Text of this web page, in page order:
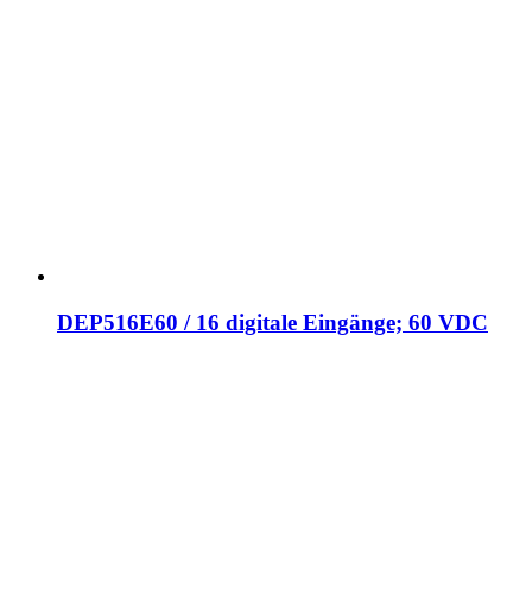
DEP516E60 / 16 digitale Eingänge; 60 VDC